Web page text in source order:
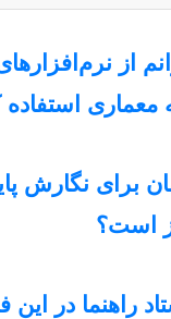
از
معماری
برای نگارش
است؟
راهنما در این